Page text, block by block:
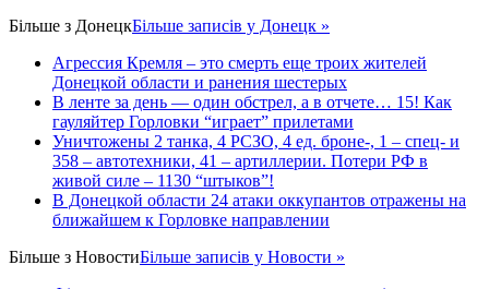
Більше з ДонецкБільше записів у Донецк »
Агрессия Кремля – это смерть еще троих жителей
Донецкой области и ранения шестерых
В ленте за день — один обстрел, а в отчете… 15! Как
гауляйтер Горловки “играет” прилетами
Уничтожены 2 танка, 4 РСЗО, 4 ед. броне-, 1 – спец- и
358 – автотехники, 41 – артиллерии. Потери РФ в
живой силе – 1130 “штыков”!
В Донецкой области 24 атаки оккупантов отражены на
ближайшем к Горловке направлении
Більше з НовостиБільше записів у Новости »